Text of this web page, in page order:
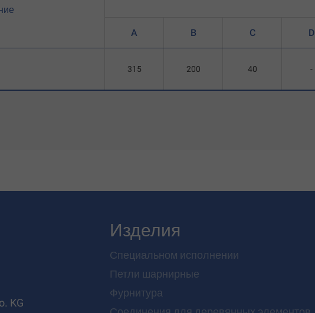
A B C D
315 200 40 -
KG
Изделия
Специальном исполнении
Петли шарнирные
Фурнитура